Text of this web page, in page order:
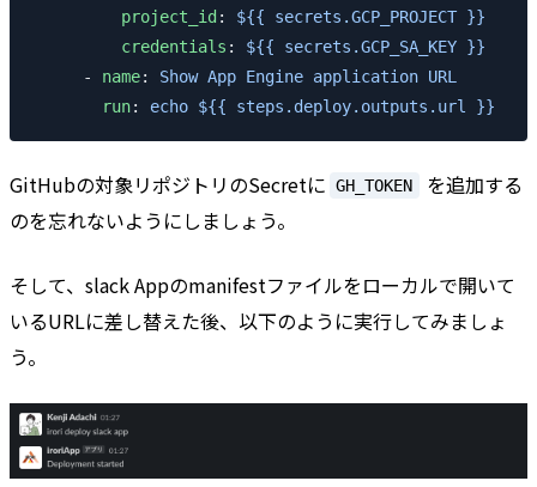
          project_id
: ${{ secrets.GCP_PROJECT }}
          credentials
: ${{ secrets.GCP_SA_KEY }}
      -
name: Show App Engine application URL
        run
: echo ${{ steps.deploy.outputs.url }}
GitHubの対象リポジトリのSecretに GH_TOKEN
を追加する
のを忘れないようにしましょう。
そして、slack Appのmanifestファイルをローカルで開いて
いるURLに差し替えた後、以下のように実行してみましょ
う。